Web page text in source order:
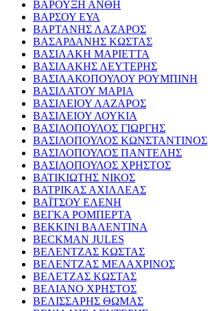
ΒΑΡΟΥΞΗ ΑΝΘΗ
ΒΑΡΣΟΥ ΕΥΑ
ΒΑΡΤΑΝΗΣ ΛΑΖΑΡΟΣ
ΒΑΣΑΡΔΑΝΗΣ ΚΩΣΤΑΣ
ΒΑΣΙΛΑΚΗ ΜΑΡΙΕΤΤΑ
ΒΑΣΙΛΑΚΗΣ ΛΕΥΤΕΡΗΣ
ΒΑΣΙΛΑΚΟΠΟΥΛΟΥ ΡΟΥΜΠΙΝΗ
ΒΑΣΙΛΑΤΟΥ ΜΑΡΙΑ
ΒΑΣΙΛΕΙΟΥ ΛΑΖΑΡΟΣ
ΒΑΣΙΛΕΙΟΥ ΛΟΥΚΙΑ
ΒΑΣΙΛΟΠΟΥΛΟΣ ΓΙΩΡΓΗΣ
ΒΑΣΙΛΟΠΟΥΛΟΣ ΚΩΝΣΤΑΝΤΙΝΟΣ
ΒΑΣΙΛΟΠΟΥΛΟΣ ΠΑΝΤΕΛΗΣ
ΒΑΣΙΛΟΠΟΥΛΟΣ ΧΡΗΣΤΟΣ
ΒΑΤΙΚΙΩΤΗΣ ΝΙΚΟΣ
ΒΑΤΡΙΚΑΣ ΑΧΙΛΛΕΑΣ
ΒΑΪΤΣΟΥ ΕΛΕΝΗ
ΒΕΓΚΑ ΡΟΜΠΕΡΤΑ
ΒΕΚΚΙΝΙ ΒΑΛΕΝΤΙΝΑ
BECKMAN JULES
ΒΕΛΕΝΤΖΑΣ ΚΩΣΤΑΣ
ΒΕΛΕΝΤΖΑΣ ΜΕΛΑΧΡΙΝΟΣ
ΒΕΛΕΤΖΑΣ ΚΩΣΤΑΣ
ΒΕΛΙΑΝΟ ΧΡΗΣΤΟΣ
ΒΕΛΙΣΣΑΡΗΣ ΘΩΜΑΣ